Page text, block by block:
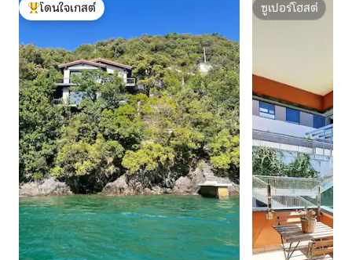
โดนใจเกสต์ที่สุด
โดนใจเกสต์
ซูเปอร์โฮสต์
ซูเปอร์โฮสต์